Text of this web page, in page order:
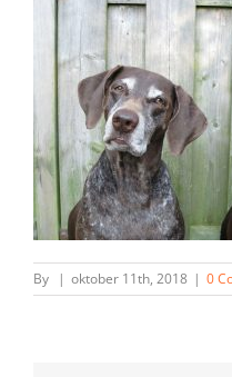
By | oktober 11th, 2018 | 0